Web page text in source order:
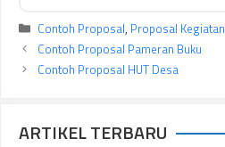
Kategori
Contoh Proposal, Proposal Kegiatan
Contoh Proposal Pameran Buku
Contoh Proposal HUT Desa
ARTIKEL TERBARU